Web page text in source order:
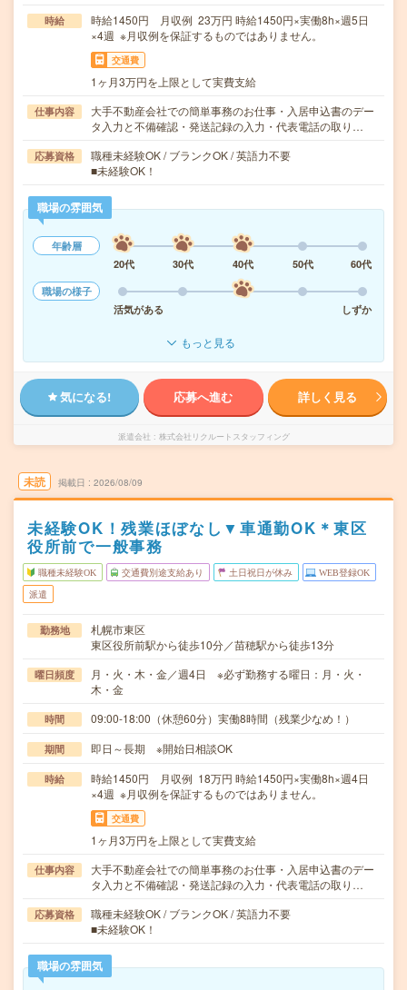
時給
時給1450円 月収例 23万円 時給1450円×実働8h×週5日
×4週 ※月収例を保証するものではありません。
交通費
1ヶ月3万円を上限として実費支給
仕事内容
大手不動産会社での簡単事務のお仕事・入居申込書のデー
タ入力と不備確認・発送記録の入力・代表電話の取り…
応募資格
職種未経験OK / ブランクOK / 英語力不要
■未経験OK！
職場の雰囲気
年齢層
20代
30代 40代 50代
60代
職場の様子
活気がある
しずか
もっと見る
気になる! 応募へ進む 詳しく見る
派遣会社 株式会社リクルートスタッフィング
未読 掲載日 2026/08/09
未経験OK！残業ほぼなし▼車通勤OK＊東区
役所前で一般事務
職種未経験OK 交通費別途支給あり 土日祝日が休み WEB登録OK
派遣
勤務地
札幌市東区
東区役所前駅から徒歩10分／苗穂駅から徒歩13分
曜日頻度
月・火・木・金／週4日 ※必ず勤務する曜日：月・火・
木・金
時間 09:00-18:00（休憩60分）実働8時間（残業少なめ！）
期間 即日～長期 ※開始日相談OK
時給
時給1450円 月収例 18万円 時給1450円×実働8h×週4日
×4週 ※月収例を保証するものではありません。
交通費
1ヶ月3万円を上限として実費支給
仕事内容
大手不動産会社での簡単事務のお仕事・入居申込書のデー
タ入力と不備確認・発送記録の入力・代表電話の取り…
応募資格
職種未経験OK / ブランクOK / 英語力不要
■未経験OK！
職場の雰囲気